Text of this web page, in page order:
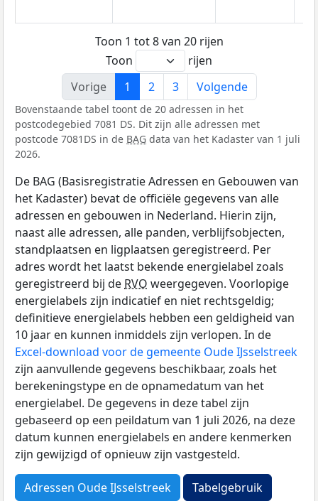
Toon 1 tot 8 van 20 rijen
Toon
rijen
Vorige
1 2 3 Volgende
Bovenstaande tabel toont de 20 adressen in het
postcodegebied 7081 DS. Dit zijn alle adressen met
postcode 7081DS in de BAG data van het Kadaster van 1 juli
2026.
De BAG (Basisregistratie Adressen en Gebouwen van
het Kadaster) bevat de officiële gegevens van alle
adressen en gebouwen in Nederland. Hierin zijn,
naast alle adressen, alle panden, verblijfsobjecten,
standplaatsen en ligplaatsen geregistreerd. Per
adres wordt het laatst bekende energielabel zoals
geregistreerd bij de RVO weergegeven. Voorlopige
energielabels zijn indicatief en niet rechtsgeldig;
definitieve energielabels hebben een geldigheid van
10 jaar en kunnen inmiddels zijn verlopen. In de
Excel-download voor de gemeente Oude IJsselstreek
zijn aanvullende gegevens beschikbaar, zoals het
berekeningstype en de opnamedatum van het
energielabel. De gegevens in deze tabel zijn
gebaseerd op een peildatum van 1 juli 2026, na deze
datum kunnen energielabels en andere kenmerken
zijn gewijzigd of opnieuw zijn vastgesteld.
Adressen Oude IJsselstreek Tabelgebruik